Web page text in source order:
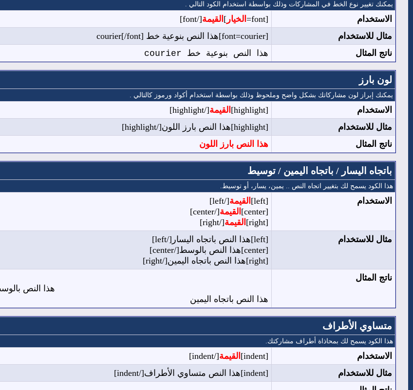
يمكنك تغيير نوع الخط في المشاركات وذلك بواسطة استخدام الكود التالي .
الاستخدام [font= الخيار ] القيمة[/font]
مثال للاستخدام
[font=courier]هذا النص بنوعية خط courier[/font]
ناتج المثال
هذا النص بنوعية خط courier
لون بارز
يمكنك إبراز لون مشاركاتك بشكل واضح وملحوظ وذلك بواسطة استخدام أكواد ورموز كالتالي .
الاستخدام [highlight] القيمة[/highlight]
مثال للاستخدام
[highlight]هذا النص بارز اللون[/highlight]
ناتج المثال
هذا النص بارز اللون
باتجاه اليسار / باتجاه اليمين / توسيط
هذا الكود يسمح لك بتغيير اتجاه النص .. يمين، يسار، أو توسيط.
الاستخدام [left] القيمة[/left]
[center]
القيمة[/center]
[right]
القيمة[/right]
مثال للاستخدام
[left]هذا النص باتجاه اليسار[/left]
[center]هذا النص بالوسط[/center]
[right]هذا النص باتجاه اليمين[/right]
ناتج المثال
هذا النص
هذا النص باتجاه اليمين
متساوي الأطراف
هذا الكود يسمح لك بمحاذاة أطراف مشاركتك.
الاستخدام [indent] القيمة[/indent]
مثال للاستخدام
[indent]هذا النص متساوي الأطراف[/indent]